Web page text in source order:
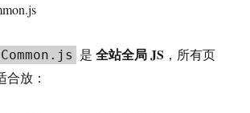
是全站全局 JS ，所有页
放：